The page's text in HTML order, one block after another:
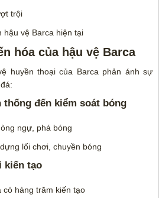
trội
hậu vệ Barca hiện tại
hóa của hậu vệ Barca
huyền thoại của Barca phản ánh sự
đến kiểm soát bóng
ngự, phá bóng
lối chơi, chuyền bóng
kiến tạo
có hàng trăm kiến tạo